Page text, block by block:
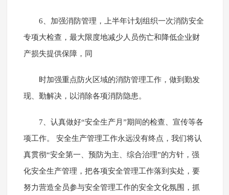
6、加强消防管理，上半年计划组织一次消防安全
专项大检查，最大限度地减少人员伤亡和降低企业财
产损失提供保障，同
时加强重点防火区域的消防管理工作，做到勤发
现、勤解决，以消除各项消防隐患。
7、认真做好“安全生产月”期间的检查、宣传等各
项工作。 安全生产管理工作永远没有终点，我们将认
真贯彻“安全第一、预防为主、综合治理”的方针，强
化安全生产管理，把各项安全管理工作落到实处，要
努力营造全员参与安全管理工作的安全文化氛围，抓